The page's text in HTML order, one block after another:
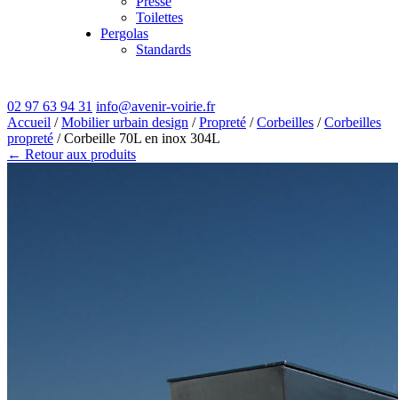
Toilettes
Pergolas
Standards
02 97 63 94 31 info@avenir-voirie.fr
Accueil /Mobilier urbain design /Propreté /Corbeilles /Corbeilles
propreté / Corbeille 70L en inox 304L
← Retour aux produits